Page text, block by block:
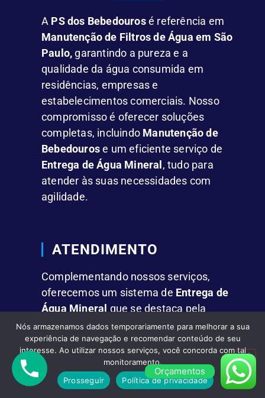
A PS dos Bebedourosé referência em
Manutenção de Filtros de Água em São
Paulo, garantindo a pureza e a
qualidade da água consumida em
residências, empresas e
estabelecimentos comerciais. Nosso
compromisso é oferecer soluções
completas, incluindo Manutenção de
Bebedourose um eficiente serviço de
Entrega de Água Mineral , tudo para
atender às suas necessidades com
agilidade.
ATENDIMENTO
Complementando nossos serviços,
oferecemos um sistema de Entrega de
Água Mineralque se destaca pela
rapidez e comodidade.
FACILIDADES
FornecemosÁgua Mineral em Galões
Orçamentos
Nós armazenamos dados temporariamente para melhorar a sua
experiência de navegação e recomendar conteúdo de seu
interesse. Ao utilizar nossos serviços, você concorda com tal
monitoramento.
Prosseguir
Política de privacidade